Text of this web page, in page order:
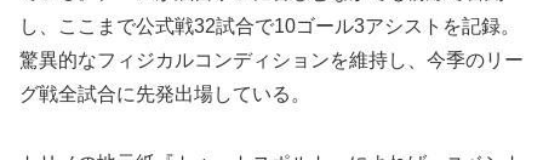
し、ここまで公式戦32試合で10ゴール3アシストを記録。
驚異的なフィジカルコンディションを維持し、今季のリー
グ戦全試合に先発出場している。